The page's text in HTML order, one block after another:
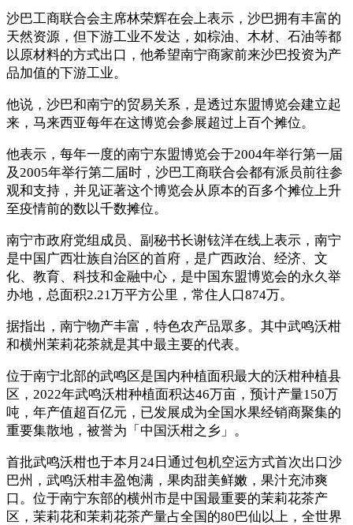
沙巴工商联合会主席林荣辉在会上表示，沙巴拥有丰富的
天然资源，但下游工业不发达，如棕油、木材、石油等都
以原材料的方式出口，他希望南宁商家前来沙巴投资为产
品加值的下游工业。
他说，沙巴和南宁的贸易关系，是透过东盟博览会建立起
来，马来西亚每年在这博览会参展超过上百个摊位。
他表示，每年一度的南宁东盟博览会于2004年举行第一届
及2005年举行第二届时，沙巴工商联合会都有派员前往参
观和支持，并见证著这个博览会从原本的百多个摊位上升
至疫情前的数以千数摊位。
南宁市政府党组成员、副秘书长谢铉洋在线上表示，南宁
是中国广西壮族自治区的首府，是广西政治、经济、文
化、教育、科技和金融中心，是中国东盟博览会的永久举
办地，总面积2.21万平方公里，常住人口874万。
据指出，南宁物产丰富，特色农产品眾多。其中武鸣沃柑
和横州茉莉花茶就是其中最主要的代表。
位于南宁北部的武鸣区是国内种植面积最大的沃柑种植县
区，2022年武鸣沃柑种植面积达46万亩，预计产量150万
吨，年产值超百亿元，已发展成为全国水果经销商聚集的
重要集散地，被誉为「中国沃柑之乡」。
首批武鸣沃柑也于本月24日通过包机空运方式首次出口沙
巴州，武鸣沃柑丰盈饱满，果肉甜美鲜嫩，果汁充沛爽
口。位于南宁东部的横州市是中国最重要的茉莉花茶产
区，茉莉花和茉莉花茶产量占全国的80巴仙以上，全世界